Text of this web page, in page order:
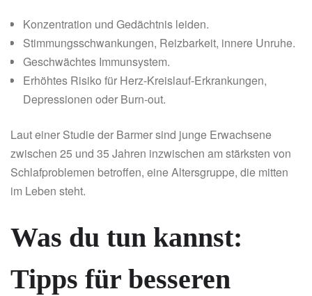
Konzentration und Gedächtnis leiden.
Stimmungsschwankungen, Reizbarkeit, innere Unruhe.
Geschwächtes Immunsystem.
Erhöhtes Risiko für Herz-Kreislauf-Erkrankungen,
Depressionen oder Burn-out.
Laut einer Studie der Barmer sind junge Erwachsene
zwischen 25 und 35 Jahren inzwischen am stärksten von
Schlafproblemen betroffen, eine Altersgruppe, die mitten
im Leben steht.
Was du tun kannst:
Tipps für besseren